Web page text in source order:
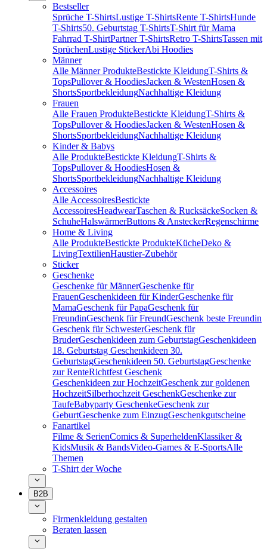
Bestseller
Sprüche T-ShirtsLustige T-ShirtsRente T-ShirtsHunde
T-Shirts50. Geburtstag T-ShirtsT-Shirt für Mama
Fahrrad T-ShirtPartner T-ShirtsRetro T-ShirtsTassen mit
SprüchenLustige StickerAbi Hoodies
Männer
Alle Männer ProdukteBestickte KleidungT-Shirts &
TopsPullover & HoodiesJacken & WestenHosen &
ShortsSportbekleidungNachhaltige Kleidung
Frauen
Alle Frauen ProdukteBestickte KleidungT-Shirts &
TopsPullover & HoodiesJacken & WestenHosen &
ShortsSportbekleidungNachhaltige Kleidung
Kinder & Babys
Alle ProdukteBestickte KleidungT-Shirts &
TopsPullover & HoodiesHosen &
ShortsSportbekleidungNachhaltige Kleidung
Accessoires
Alle AccessoiresBestickte
AccessoiresHeadwearTaschen & RucksäckeSocken &
SchuheHalswärmerButtons & AnsteckerRegenschirme
Home & Living
Alle ProdukteBestickte ProdukteKücheDeko &
LivingTextilienHaustier-Zubehör
Sticker
Geschenke
Geschenke für MännerGeschenke für
FrauenGeschenkideen für KinderGeschenke für
MamaGeschenk für PapaGeschenk für
FreundinGeschenk für FreundGeschenk beste Freundin
Geschenk für SchwesterGeschenk für
BruderGeschenkideen zum GeburtstagGeschenkideen
18. Geburtstag Geschenkideen 30.
GeburtstagGeschenkideen 50. GeburtstagGeschenke
zur RenteRichtfest Geschenk
Geschenkideen zur HochzeitGeschenk zur goldenen
HochzeitSilberhochzeit GeschenkGeschenke zur
TaufeBabyparty GeschenkeGeschenk zur
GeburtGeschenke zum EinzugGeschenkgutscheine
Fanartikel
Filme & SerienComics & SuperheldenKlassiker &
KidsMusik & BandsVideo-Games & E-SportsAlle
Themen
T-Shirt der Woche
B2B
Firmenkleidung gestalten
Beraten lassen